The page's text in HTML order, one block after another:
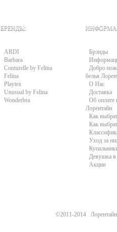
БРЕНДЫ:
ARDI
Barbara
Conturelle by Felina
Felina
Playtex
Unusual by Felina
Wonderbra
Брэнды
Добро
белья
О Нас
Доставка
Об оплате
Лорентайн
Как
Как
Уход за
Девушка в
Акции
©2011-2014